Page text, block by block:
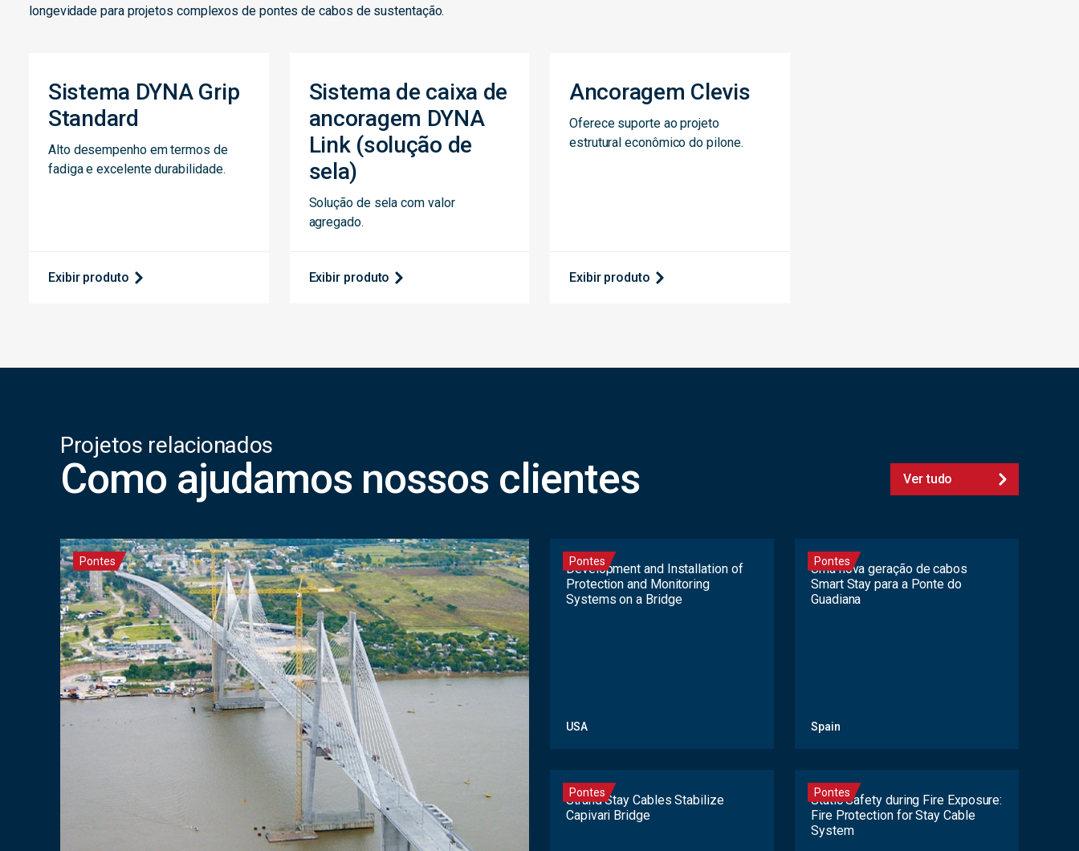
longevidade para projetos complexos de pontes de cabos de sustentação.
Sistema DYNA Grip
Standard
Alto desempenho em termos de
fadiga e excelente durabilidade.
Exibir produto
Sistema de caixa de
ancoragem DYNA
Link (solução de
sela)
Solução de sela com valor
agregado.
Exibir produto
Ancoragem Clevis
Oferece suporte ao projeto
estrutural econômico do pilone.
Exibir produto
Projetos relacionados
Como ajudamos nossos clientes Ver tudo
Pontes Pontes
Development and Installation of
Protection and Monitoring
Systems on a Bridge
USA
Pontes
Uma nova geração de cabos
Smart Stay para a Ponte do
Guadiana
Spain
Pontes
Strand Stay Cables Stabilize
Capivari Bridge
Pontes
Static Safety during Fire Exposure:
Fire Protection for Stay Cable
System